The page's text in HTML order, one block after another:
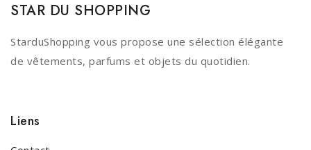
STAR DU SHOPPING
StarduShopping vous propose une sélection élégante
de vêtements, parfums et objets du quotidien.
Liens